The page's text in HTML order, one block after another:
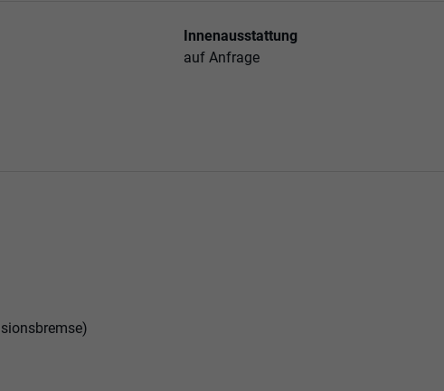
Innenausstattung
auf Anfrage